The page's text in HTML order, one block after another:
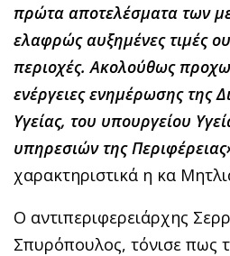
πρώτα αποτελέσματα των
ελαφρώς αυξημένες τιμές
περιοχές. Ακολούθως
ενέργειες ενημέρωσης της
Υγείας, του υπουργείου
υπηρεσιών της
χαρακτηριστικά η κα
Ο αντιπεριφερειάρχης
Σπυρόπουλος, τόνισε πως